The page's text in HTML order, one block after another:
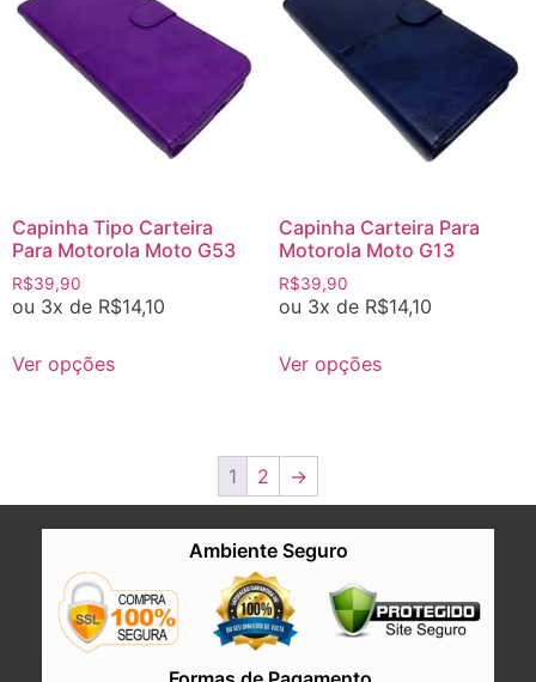
Capinha Tipo Carteira
Para Motorola Moto G53
R$39,90
ou 3x de R$14,10
Ver opções
Capinha Carteira Para
Motorola Moto G13
R$39,90
ou 3x de R$14,10
Ver opções
1 2 →
Ambiente Seguro